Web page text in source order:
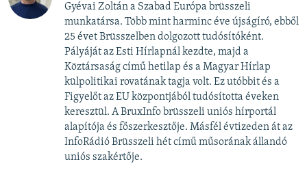
Gyévai Zoltán a Szabad Európa brüsszeli
munkatársa. Több mint harminc éve újságíró, ebből
25 évet Brüsszelben dolgozott tudósítóként.
Pályáját az Esti Hírlapnál kezdte, majd a
Köztársaság című hetilap és a Magyar Hírlap
külpolitikai rovatának tagja volt. Ez utóbbit és a
Figyelőt az EU központjából tudósította éveken
keresztül. A BruxInfo brüsszeli uniós hírportál
alapítója és főszerkesztője. Másfél évtizeden át az
InfoRádió Brüsszeli hét című műsorának állandó
uniós szakértője.